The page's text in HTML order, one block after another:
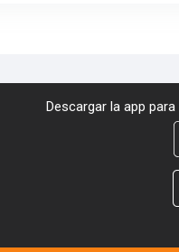
Descargar la app